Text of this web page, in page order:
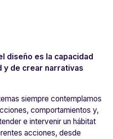
diseño es la capacidad
y de crear narrativas
siempre contemplamos
comportamientos y,
e intervenir un hábitat
acciones, desde